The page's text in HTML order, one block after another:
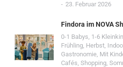
23. Februar 2026
Findora im NOVA
0-1 Babys, 1-6
Frühling, Herbst,
Gastronomie, Mit
Cafés, Shopping,